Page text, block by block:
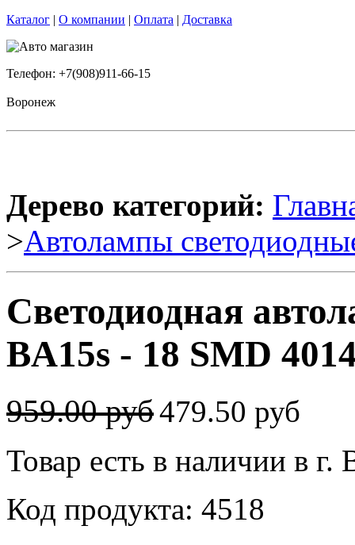
Каталог | О компании | Оплата | Доставка
Телефон: +7(908)911-66-15
Воронеж
Дерево категорий:
>Автолампы
Светодиодная
BA15s - 18 SMD
959.00 руб479.50 руб
Товар есть в наличии в г.
Код продукта: 4518